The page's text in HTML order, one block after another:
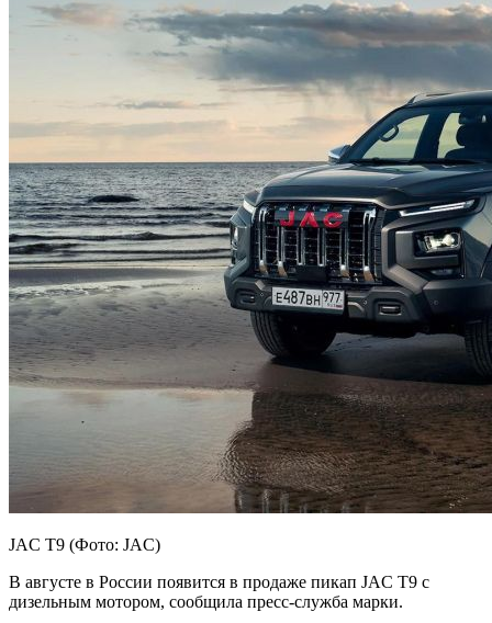
JAC T9 (Фото: JAC)
В августе в России появится в продаже пикап JAC T9 с
дизельным мотором, сообщила пресс-служба марки.